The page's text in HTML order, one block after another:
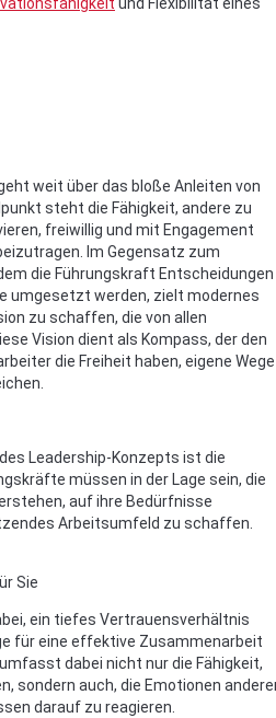
weit über das bloße Anleiten von
steht die Fähigkeit, andere zu
freiwillig und mit Engagement
Im Gegensatz zum
die Führungskraft Entscheidungen
umgesetzt werden, zielt modernes
zu schaffen, die von allen
Vision dient als Kompass, der den
die Freiheit haben, eigene Wege
Leadership-Konzepts ist die
müssen in der Lage sein, die
auf ihre Bedürfnisse
Arbeitsumfeld zu schaffen.
Sie
ein tiefes Vertrauensverhältnis
für eine effektive Zusammenarbeit
dabei nicht nur die Fähigkeit,
sondern auch, die Emotionen
darauf zu reagieren.